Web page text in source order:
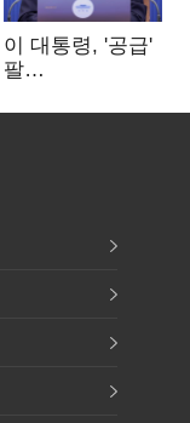
이 대통령, '공급'
팔
여 내부선